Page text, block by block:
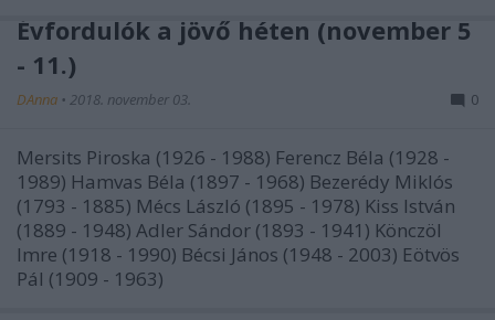
Évfordulók a jövő héten (november 5
- 11.)
DAnna • 2018. november 03. 0
Mersits Piroska (1926 - 1988) Ferencz Béla (1928 -
1989) Hamvas Béla (1897 - 1968) Bezerédy Miklós
(1793 - 1885) Mécs László (1895 - 1978) Kiss István
(1889 - 1948) Adler Sándor (1893 - 1941) Könczöl
Imre (1918 - 1990) Bécsi János (1948 - 2003) Eötvös
Pál (1909 - 1963)